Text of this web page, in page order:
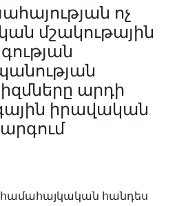
ոչ
մշակութային
արդի
իրավական
հանդես